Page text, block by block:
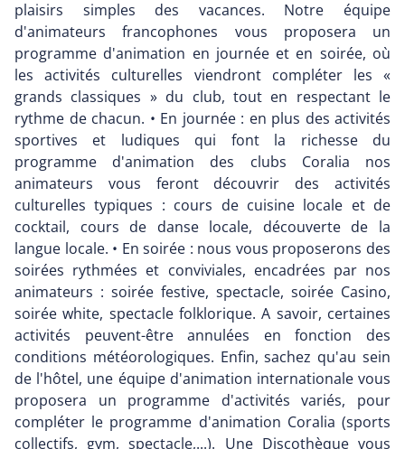
plaisirs simples des vacances. Notre équipe
d'animateurs francophones vous proposera un
programme d'animation en journée et en soirée, où
les activités culturelles viendront compléter les «
grands classiques » du club, tout en respectant le
rythme de chacun. • En journée : en plus des activités
sportives et ludiques qui font la richesse du
programme d'animation des clubs Coralia nos
animateurs vous feront découvrir des activités
culturelles typiques : cours de cuisine locale et de
cocktail, cours de danse locale, découverte de la
langue locale. • En soirée : nous vous proposerons des
soirées rythmées et conviviales, encadrées par nos
animateurs : soirée festive, spectacle, soirée Casino,
soirée white, spectacle folklorique. A savoir, certaines
activités peuvent-être annulées en fonction des
conditions météorologiques. Enfin, sachez qu'au sein
de l'hôtel, une équipe d'animation internationale vous
proposera un programme d'activités variés, pour
compléter le programme d'animation Coralia (sports
collectifs, gym, spectacle,...). Une Discothèque vous